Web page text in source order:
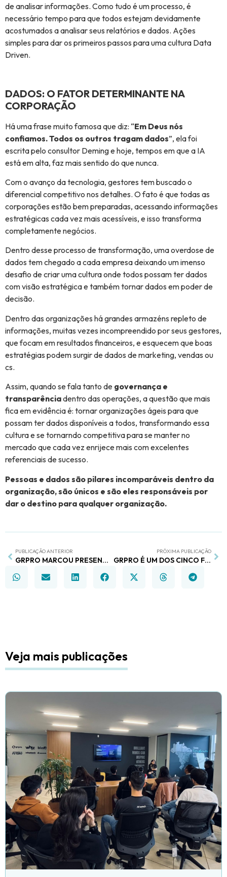
de analisar informações. Como tudo é um processo, é
necessário tempo para que todos estejam devidamente
acostumados a analisar seus relatórios e dados. Ações
simples para dar os primeiros passos para uma cultura Data
Driven.
DADOS: O FATOR DETERMINANTE NA
CORPORAÇÃO
Há uma frase muito famosa que diz: “Em Deus nós
confiamos. Todos os outros tragam dados”, ela foi
escrita pelo consultor Deming e hoje, tempos em que a IA
está em alta, faz mais sentido do que nunca.
Com o avanço da tecnologia, gestores tem buscado o
diferencial competitivo nos detalhes. O fato é que todas as
corporações estão bem preparadas, acessando informações
estratégicas cada vez mais acessíveis, e isso transforma
completamente negócios.
Dentro desse processo de transformação, uma overdose de
dados tem chegado a cada empresa deixando um imenso
desafio de criar uma cultura onde todos possam ter dados
com visão estratégica e também tornar dados em poder de
decisão.
Dentro das organizações há grandes armazéns repleto de
informações, muitas vezes incompreendido por seus gestores,
que focam em resultados financeiros, e esquecem que boas
estratégias podem surgir de dados de marketing, vendas ou
cs.
Assim, quando se fala tanto de governança e
transparênciadentro das operações, a questão que mais
fica em evidência é: tornar organizações ágeis para que
possam ter dados disponíveis a todos, transformando essa
cultura e se tornarndo competitiva para se manter no
mercado que cada vez enrijece mais com excelentes
referenciais de sucesso.
Pessoas e dados são pilares incomparáveis dentro da
organização, são únicos e são eles responsáveis por
dar o destino para qualquer organização.
PUBLICAÇÃO ANTERIOR
GRPRO MARCOU PRESENÇA NO CIRCUITO E-MINAS, EVENTO PROMOVIDO PELA FEDERAMINAS
PRÓXIMA PUBLICAÇÃO
GRPRO É UM DOS CINCO FINALISTAS ENTRE STARTUPS MINEIRAS PARA ETAPA FINAL DO CAPITAL EMPREENDEDOR 2023
Veja mais publicações